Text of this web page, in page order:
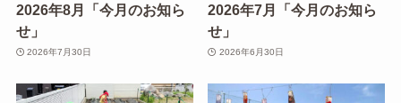
2026年8月「今月のお知ら
せ」
2026年7月30日
2026年7月「今月のお知ら
せ」
2026年6月30日